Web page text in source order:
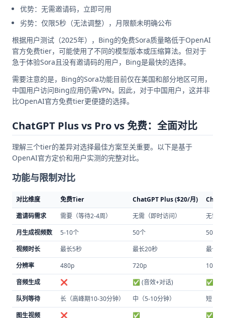
优势：无需邀请码，立即可用
劣势：仅限5秒（无法调整），月限额未明确公布
根据用户测试（2025年），Bing的免费Sora质量略低于OpenAI
官方免费tier，可能使用了不同的模型版本或压缩算法。但对于
急于体验Sora且没有邀请码的用户，Bing是最快的选择。
需要注意的是，Bing的Sora功能目前仅在美国和部分地区可用，
中国用户访问Bing应用仍需VPN。因此，对于中国用户，这并非
比OpenAI官方免费tier更便捷的选择。
ChatGPT Plus vs Pro vs 免费：全面对比
理解三个tier的差异对选择最佳方案至关重要。以下是基于
OpenAI官方定价和用户实测的完整对比。
功能与限制对比
对比维度 免费Tier ChatGPT Plus ($20/月)
邀请码需求
需要（等待2-4周） 无需（即时访问）
无需
月生成视频数
5-10个 50个
500个
视频时长
最长5秒 最长20秒
最长
分辨率
480p 720p
1080p
音频生成
❌ ✅ (音效+对话)
✅ (音
队列等待
长（高峰期10-30分钟） 中（5-10分钟）
短（
图生视频
❌ ✅ ✅